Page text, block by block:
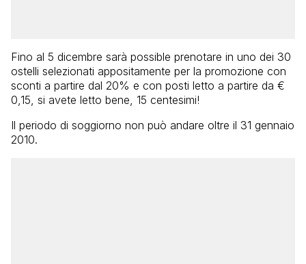
Fino al 5 dicembre sarà possible prenotare in uno dei 30
ostelli selezionati appositamente per la promozione con
sconti a partire dal 20% e con posti letto a partire da €
0,15, si avete letto bene, 15 centesimi!
Il periodo di soggiorno non può andare oltre il 31 gennaio
2010.